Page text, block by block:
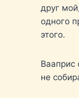
друг
одного
этого.
Вааприс
не